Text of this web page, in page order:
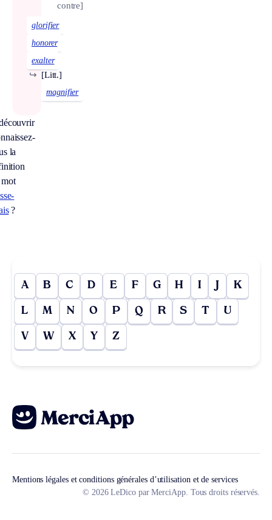
contre]
glorifier
honorer
exalter
[Litt.]
↪
magnifier
la
?
A B C D E F G H I J K
L M N O P Q R S T U
V W X Y Z
Mentions légales et conditions générales d’utilisation et de services
© 2026 LeDico par MerciApp. Tous droits réservés.